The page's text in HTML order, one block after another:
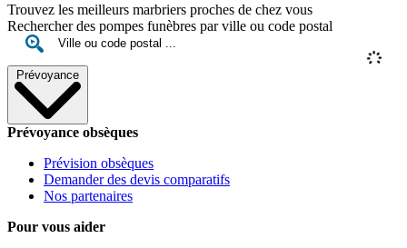
Trouvez les meilleurs marbriers proches de chez vous
Rechercher des pompes funèbres par ville ou code postal
Prévoyance
Prévoyance obsèques
Prévision obsèques
Demander des devis comparatifs
Nos partenaires
Pour vous aider